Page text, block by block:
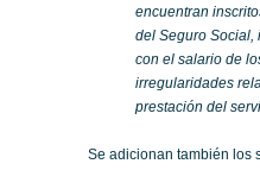
encuentran
del Seguro
con el salario de
irregularidades
prestación del
Se adicionan también los